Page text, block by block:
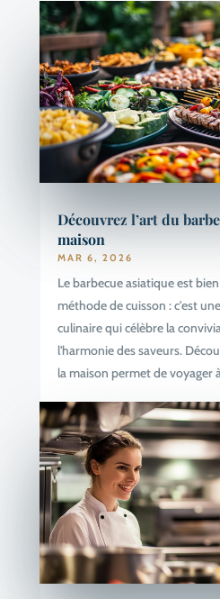
Découvrez l’art du
maison
MAR 6, 2026
Le barbecue asiatique est
méthode de cuisson : c'est
culinaire qui célèbre la
l'harmonie des saveurs.
la maison permet de voyager